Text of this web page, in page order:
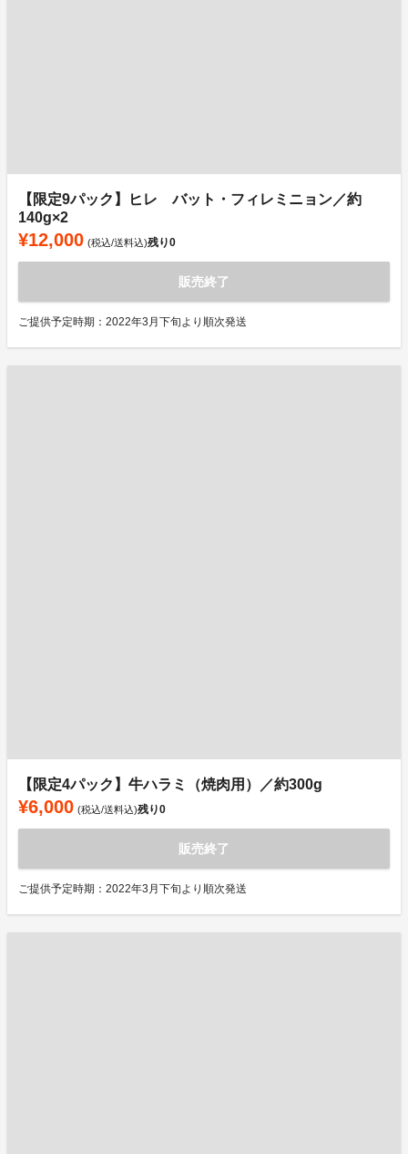
【限定9パック】ヒレ バット・フィレミニョン／約
140g×2
¥12,000 (税込/送料込)残り0
販売終了
ご提供予定時期：2022年3月下旬より順次発送
【限定4パック】牛ハラミ（焼肉用）／約300g
¥6,000 (税込/送料込)残り0
販売終了
ご提供予定時期：2022年3月下旬より順次発送